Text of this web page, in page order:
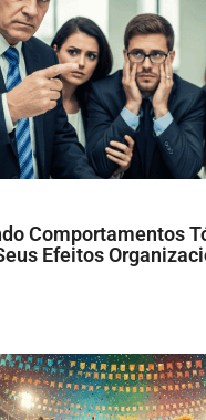
Comportamentos
Efeitos